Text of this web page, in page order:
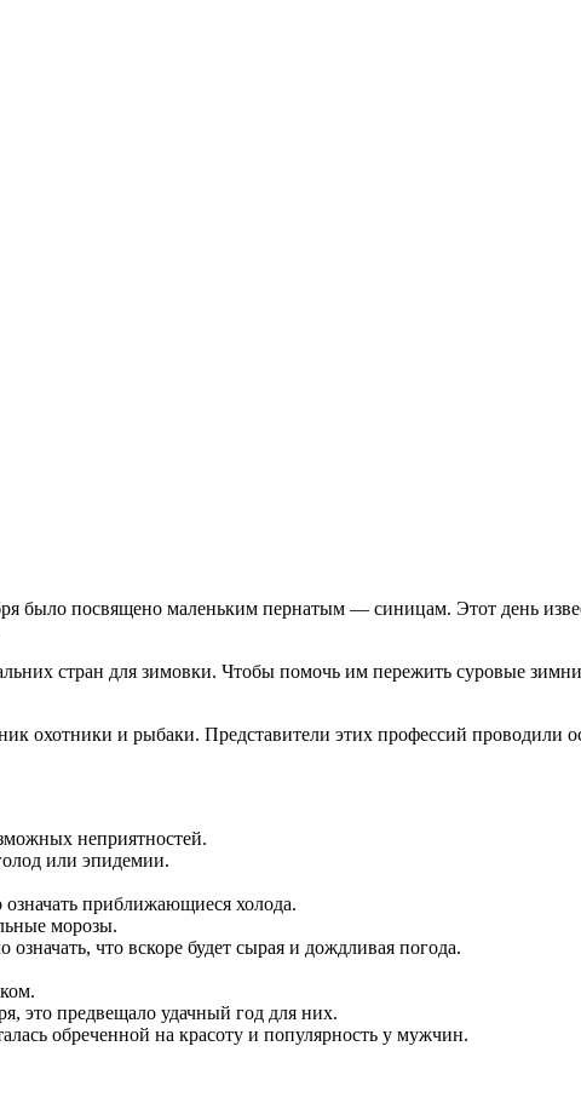
было посвящено маленьким пернатым — синицам. Этот день
стран для зимовки. Чтобы помочь им пережить суровые
охотники и рыбаки. Представители этих профессий проводили
неприятностей.
или эпидемии.
приближающиеся холода.
морозы.
что вскоре будет сырая и дождливая погода.
это предвещало удачный год для них.
обреченной на красоту и популярность у мужчин.